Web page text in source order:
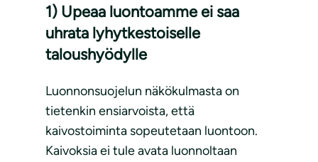
1) Upeaa luontoamme ei saa
uhrata lyhytkestoiselle
taloushyödylle
Luonnonsuojelun näkökulmasta on
tietenkin ensiarvoista, että
kaivostoiminta sopeutetaan luontoon.
Kaivoksia ei tule avata luonnoltaan